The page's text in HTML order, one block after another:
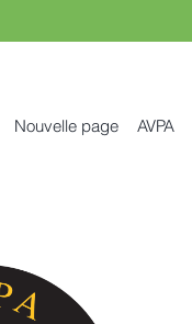
Nouvelle page AVPA